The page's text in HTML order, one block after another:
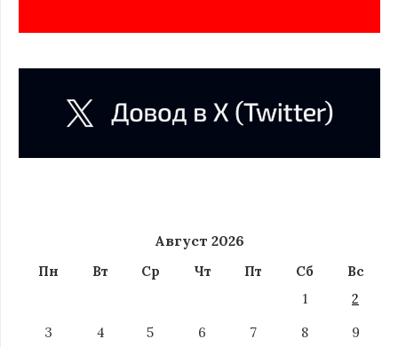
Август 2026
Пн Вт Ср Чт Пт Сб
Вс
1
2
3
4 5 6 7 8
9